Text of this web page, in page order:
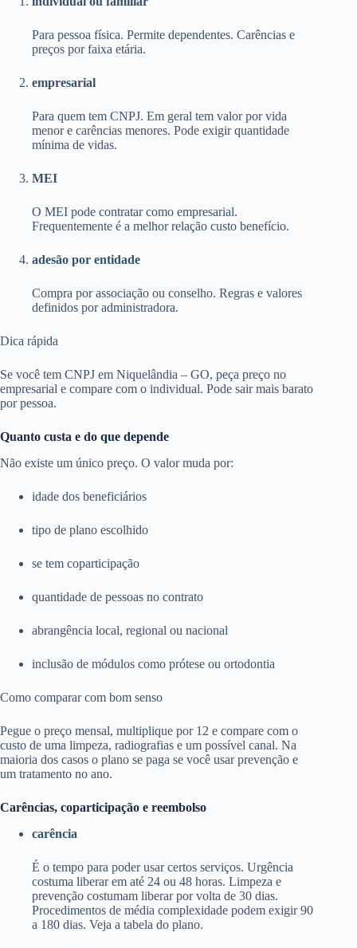
Para pessoa física. Permite dependentes. Carências e
preços por faixa etária.
empresarial
Para quem tem CNPJ. Em geral tem valor por vida
menor e carências menores. Pode exigir quantidade
mínima de vidas.
MEI
O MEI pode contratar como empresarial.
Frequentemente é a melhor relação custo benefício.
adesão por entidade
Compra por associação ou conselho. Regras e valores
definidos por administradora.
Dica rápida
Se você tem CNPJ em Niquelândia – GO, peça preço no
empresarial e compare com o individual. Pode sair mais barato
por pessoa.
Quanto custa e do que depende
Não existe um único preço. O valor muda por:
idade dos beneficiários
tipo de plano escolhido
se tem coparticipação
quantidade de pessoas no contrato
abrangência local, regional ou nacional
inclusão de módulos como prótese ou ortodontia
Como comparar com bom senso
Pegue o preço mensal, multiplique por 12 e compare com o
custo de uma limpeza, radiografias e um possível canal. Na
maioria dos casos o plano se paga se você usar prevenção e
um tratamento no ano.
Carências, coparticipação e reembolso
carência
É o tempo para poder usar certos serviços. Urgência
costuma liberar em até 24 ou 48 horas. Limpeza e
prevenção costumam liberar por volta de 30 dias.
Procedimentos de média complexidade podem exigir 90
a 180 dias. Veja a tabela do plano.